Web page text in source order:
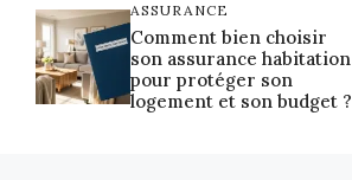
ASSURANCE
Comment bien choisir
son assurance habitation
pour protéger son
logement et son budget ?